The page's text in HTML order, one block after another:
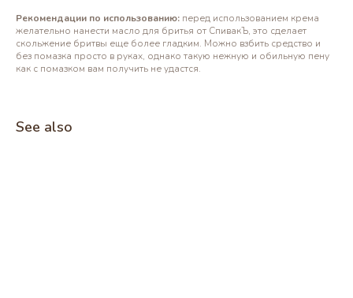
Рекомендации по использованию: перед использованием крема
желательно нанести масло для бритья от СпивакЪ, это сделает
скольжение бритвы еще более гладким. Можно взбить средство и
без помазка просто в руках, однако такую нежную и обильную пену
как с помазком вам получить не удастся.
See also